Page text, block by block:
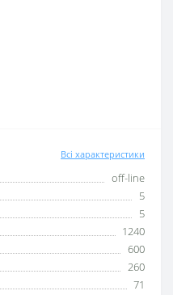
Всі характеристики
off-line
5
5
1240
600
260
71